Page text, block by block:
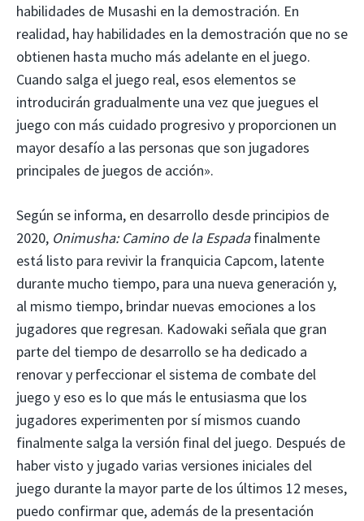
habilidades de Musashi en la demostración. En
realidad, hay habilidades en la demostración que no se
obtienen hasta mucho más adelante en el juego.
Cuando salga el juego real, esos elementos se
introducirán gradualmente una vez que juegues el
juego con más cuidado progresivo y proporcionen un
mayor desafío a las personas que son jugadores
principales de juegos de acción».
Según se informa, en desarrollo desde principios de
2020, Onimusha: Camino de la Espadafinalmente
está listo para revivir la franquicia Capcom, latente
durante mucho tiempo, para una nueva generación y,
al mismo tiempo, brindar nuevas emociones a los
jugadores que regresan. Kadowaki señala que gran
parte del tiempo de desarrollo se ha dedicado a
renovar y perfeccionar el sistema de combate del
juego y eso es lo que más le entusiasma que los
jugadores experimenten por sí mismos cuando
finalmente salga la versión final del juego. Después de
haber visto y jugado varias versiones iniciales del
juego durante la mayor parte de los últimos 12 meses,
puedo confirmar que, además de la presentación